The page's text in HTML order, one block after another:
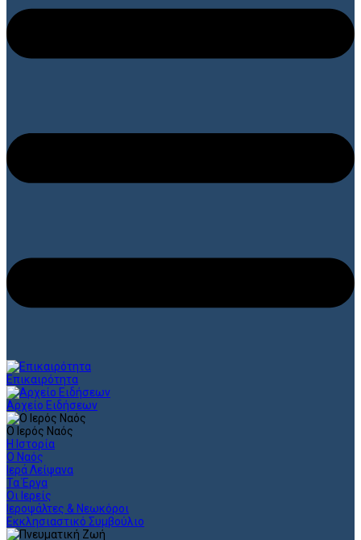
Επικαιρότητα
Αρχείο Ειδήσεων
Ο Ιερός Ναός
Η Ιστορία
Ο Ναός
Ιερά Λείψανα
Τα Έργα
Οι Ιερείς
Ιεροψάλτες & Νεωκόροι
Εκκλησιαστικό Συμβούλιο